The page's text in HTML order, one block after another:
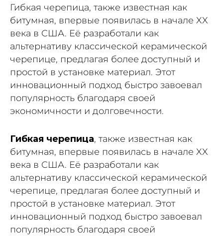
Гибкая черепица, также известная как
битумная, впервые появилась в начале XX
века в США. Её разработали как
альтернативу классической керамической
черепице, предлагая более доступный и
простой в установке материал. Этот
инновационный подход быстро завоевал
популярность благодаря своей
экономичности и долговечности.
Гибкая черепица, также известная как
битумная, впервые появилась в начале XX
века в США. Её разработали как
альтернативу классической керамической
черепице, предлагая более доступный и
простой в установке материал. Этот
инновационный подход быстро завоевал
популярность благодаря своей